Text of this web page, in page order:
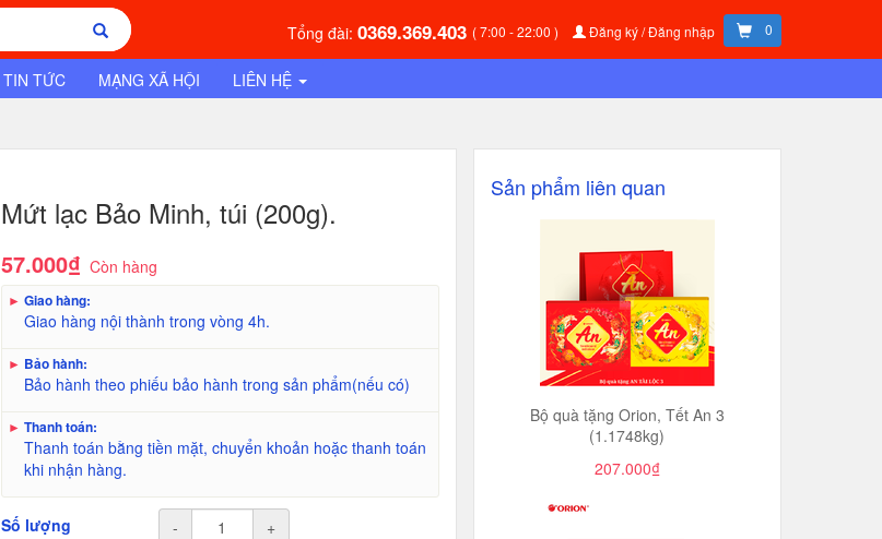
Tổng đài: 0369.369.403 ( 7:00 - 22:00 ) Đăng ký / Đăng nhập 0
TIN TỨC MẠNG XÃ HỘI LIÊN HỆ
Mứt lạc Bảo Minh, túi (200g).
57.000₫ Còn hàng
► Giao hàng:
Giao hàng nội thành trong vòng 4h.
► Bảo hành:
Bảo hành theo phiếu bảo hành trong sản phẩm(nếu có)
► Thanh toán:
Thanh toán bằng tiền mặt, chuyển khoản hoặc thanh toán
khi nhận hàng.
Số lượng - +
Sản phẩm liên quan
Bộ quà tặng Orion, Tết An 3
(1.1748kg)
207.000₫